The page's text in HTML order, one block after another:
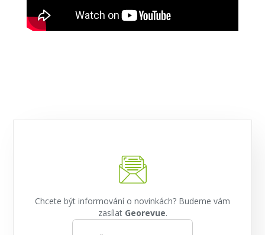
Chcete být informování o novinkách? Budeme vám
zasílat Georevue.